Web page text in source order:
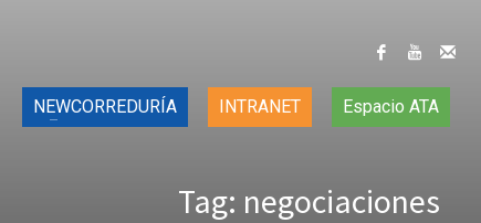
NEWCORREDURÍA INTRANET Espacio ATA
Tag: negociaciones